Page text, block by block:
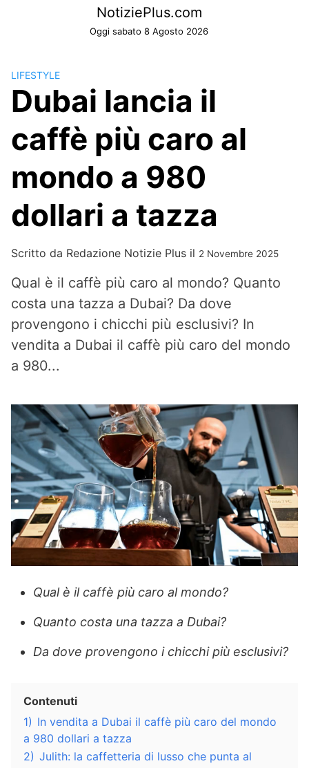
NotiziePlus.com
Oggi sabato 8 Agosto 2026
LIFESTYLE
Dubai lancia il
caffè più caro al
mondo a 980
dollari a tazza
Scritto da Redazione Notizie Plus il 2 Novembre 2025
Qual è il caffè più caro al mondo? Quanto
costa una tazza a Dubai? Da dove
provengono i chicchi più esclusivi? In
vendita a Dubai il caffè più caro del mondo
a 980...
Qual è il caffè più caro al mondo?
Quanto costa una tazza a Dubai?
Da dove provengono i chicchi più esclusivi?
Contenuti
1) In vendita a Dubai il caffè più caro del mondo
a 980 dollari a tazza
2) Julith: la caffetteria di lusso che punta al